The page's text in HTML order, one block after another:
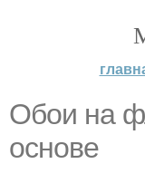
Обои на
основе